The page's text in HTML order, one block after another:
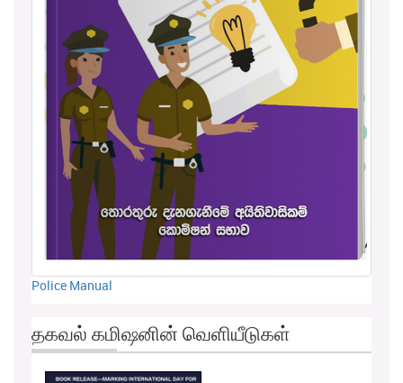
Police Manual
தகவல் கமிஷனின் வெளியீடுகள்